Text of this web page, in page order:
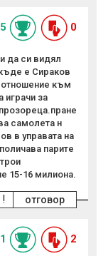
5 0
да си видял
е Сираков
към
играчи за
самолета н
в управата на
парите
15-16 милиона.
отговор
!
1 2